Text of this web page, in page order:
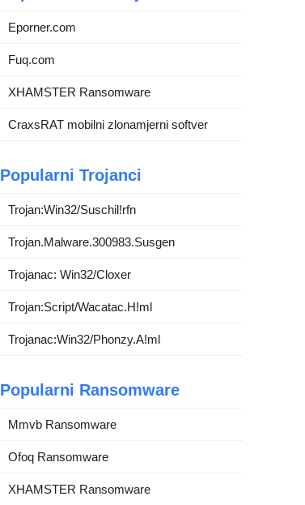
Eporner.com
Fuq.com
XHAMSTER Ransomware
CraxsRAT mobilni zlonamjerni softver
Popularni Trojanci
Trojan:Win32/Suschil!rfn
Trojan.Malware.300983.Susgen
Trojanac: Win32/Cloxer
Trojan:Script/Wacatac.H!ml
Trojanac:Win32/Phonzy.A!ml
Popularni Ransomware
Mmvb Ransomware
Ofoq Ransomware
XHAMSTER Ransomware